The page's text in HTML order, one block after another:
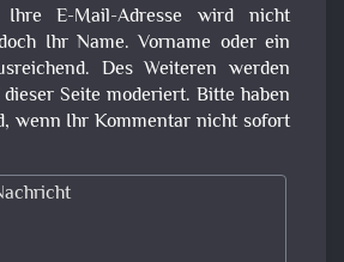
E-Mail-Adresse wird nicht
Ihr Name. Vorname oder ein
Des Weiteren werden
Seite moderiert. Bitte haben
wenn Ihr Kommentar nicht sofort